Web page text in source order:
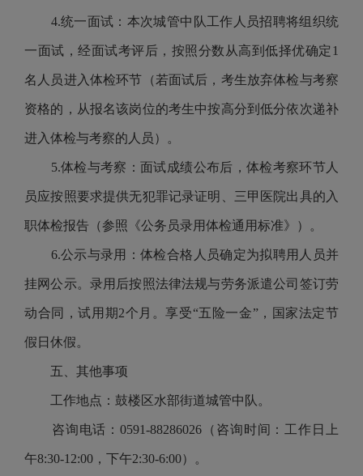
4.统一面试：本次城管中队工作人员招聘将组织统
一面试，经面试考评后，按照分数从高到低择优确定1
名人员进入体检环节（若面试后，考生放弃体检与考察
资格的，从报名该岗位的考生中按高分到低分依次递补
进入体检与考察的人员）。
5.体检与考察：面试成绩公布后，体检考察环节人
员应按照要求提供无犯罪记录证明、三甲医院出具的入
职体检报告（参照《公务员录用体检通用标准》）。
6.公示与录用：体检合格人员确定为拟聘用人员并
挂网公示。录用后按照法律法规与劳务派遣公司签订劳
动合同，试用期2个月。享受“五险一金”，国家法定节
假日休假。
五、其他事项
工作地点：鼓楼区水部街道城管中队。
咨询电话：0591-88286026（咨询时间：工作日上
午8:30-12:00，下午2:30-6:00）。